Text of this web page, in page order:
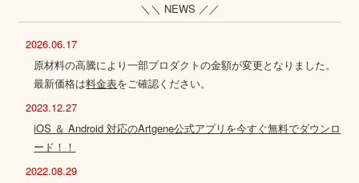
＼＼ NEWS ／／
2026.06.17
原材料の高騰により一部プロダクトの金額が変更となりました。
最新価格は料金表をご確認ください。
2023.12.27
iOS ＆ Android 対応のArtgene公式アプリを今すぐ無料でダウンロ
ード！！
2022.08.29